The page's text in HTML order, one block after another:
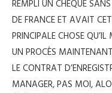
REMPLI UN CHÈQUE
DE FRANCE ET AVAIT
PRINCIPALE CHOSE
UN PROCÈS
LE CONTRAT
MANAGER, PAS MOI,